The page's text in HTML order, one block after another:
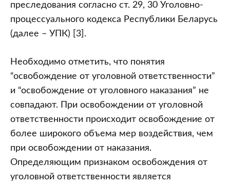
преследования согласно ст. 29, 30 Уголовно-
процессуального кодекса Республики Беларусь
(далее – УПК) [3].
Необходимо отметить, что понятия
“освобождение от уголовной ответственности”
и “освобождение от уголовного наказания” не
совпадают. При освобождении от уголовной
ответственности происходит освобождение от
более широкого объема мер воздействия, чем
при освобождении от наказания.
Определяющим признаком освобождения от
уголовной ответственности является